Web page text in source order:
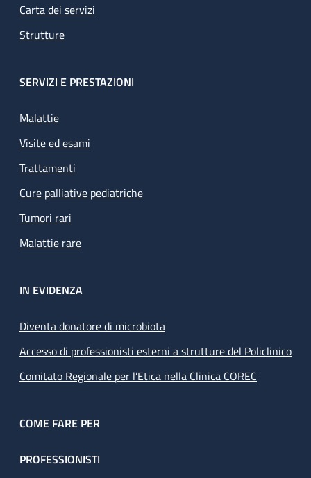
Carta dei servizi
Strutture
SERVIZI E PRESTAZIONI
Malattie
Visite ed esami
Trattamenti
Cure palliative pediatriche
Tumori rari
Malattie rare
IN EVIDENZA
Diventa donatore di microbiota
Accesso di professionisti esterni a strutture del Policlinico
Comitato Regionale per l’Etica nella Clinica COREC
COME FARE PER
PROFESSIONISTI